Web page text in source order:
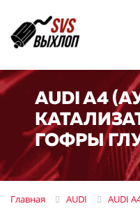
AUDI A4
ГОФРЫ
Главная AUDI AUDI